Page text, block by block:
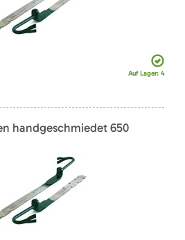
Auf Lager: 4
handgeschmiedet 650